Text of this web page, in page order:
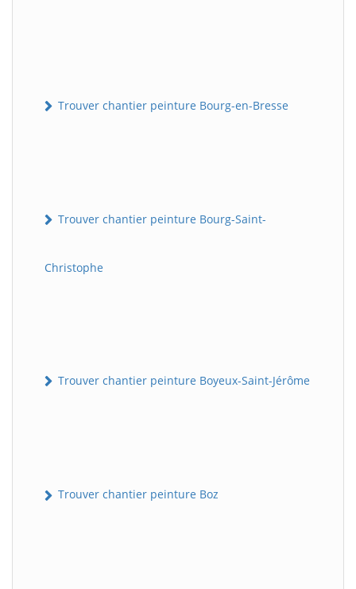
Trouver chantier peinture Bourg-en-Bresse
Trouver chantier peinture Bourg-Saint-
Christophe
Trouver chantier peinture Boyeux-Saint-Jérôme
Trouver chantier peinture Boz